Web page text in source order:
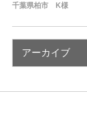
千葉県柏市 K様
アーカイブ